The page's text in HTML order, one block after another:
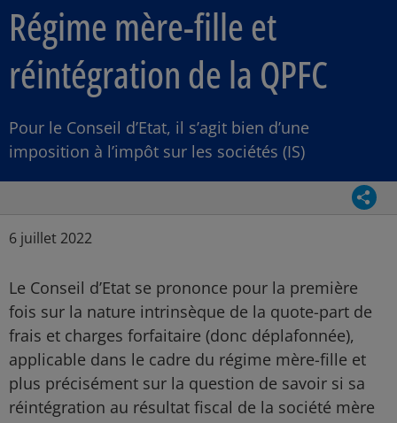
Régime mère-fille et
réintégration de la QPFC
Pour le Conseil d’Etat, il s’agit bien d’une
imposition à l’impôt sur les sociétés (IS)
Article Posted date
6 juillet 2022
Le Conseil d’Etat se prononce pour la première
fois sur la nature intrinsèque de la quote-part de
frais et charges forfaitaire (donc déplafonnée),
applicable dans le cadre du régime mère-fille et
plus précisément sur la question de savoir si sa
réintégration au résultat fiscal de la société mère